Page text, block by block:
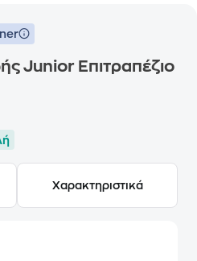
Junior Επιτραπέζιο
Χαρακτηριστικά